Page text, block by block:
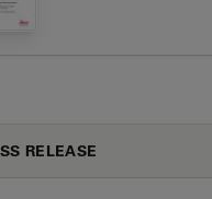
RELEASE